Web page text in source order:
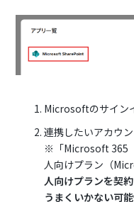
Microsoftのサイン
連携したいアカウ
※「Microsoft 365
人向けプラン（
人向けプランを契
うまくいかない可